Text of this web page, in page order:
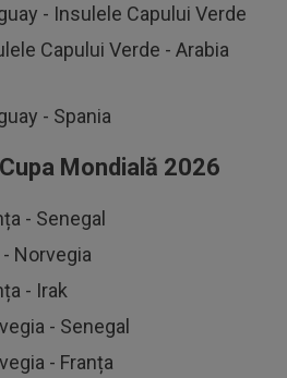
- Insulele Capului Verde
Capului Verde - Arabia
- Spania
Mondială 2026
- Senegal
Norvegia
- Irak
- Senegal
- Franța